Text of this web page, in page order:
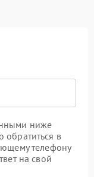
ниже
обратиться в
телефону
на свой